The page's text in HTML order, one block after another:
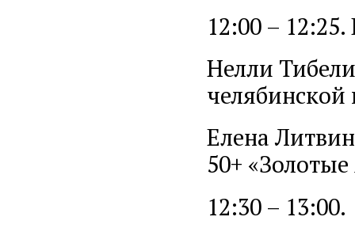
12:00 –
Нелли
Елена
50+
12:30 – 13:00.